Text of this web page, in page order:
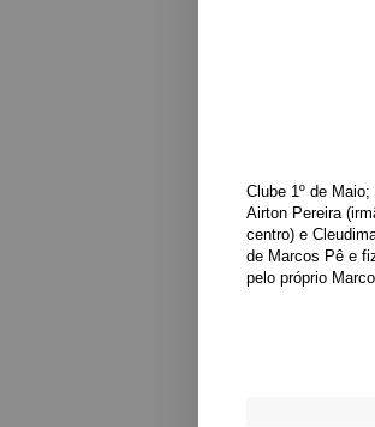
Clube 1º de Maio;
Airton Pereira
centro) e
de Marcos Pê e
pelo próprio